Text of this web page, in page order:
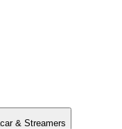
& Streamers